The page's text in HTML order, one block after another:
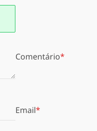
Comentário
Email